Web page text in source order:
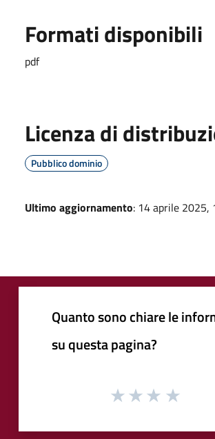
Formati disponibili
pdf
Licenza di
Pubblico dominio
Ultimo aggiornamento: 14 aprile 2025,
Quanto sono chiare le
su questa pagina?